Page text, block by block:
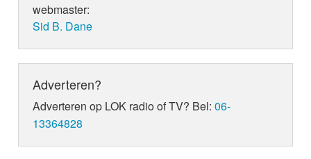
webmaster:
Sid B. Dane
Adverteren?
Adverteren op LOK radio of TV? Bel:06-
13364828